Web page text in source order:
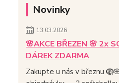
Novinky
13.03.2026
🌸AKCE BŘEZEN 🌸 2x
DÁREK ZDARMA
Zakupte u nás v březnu